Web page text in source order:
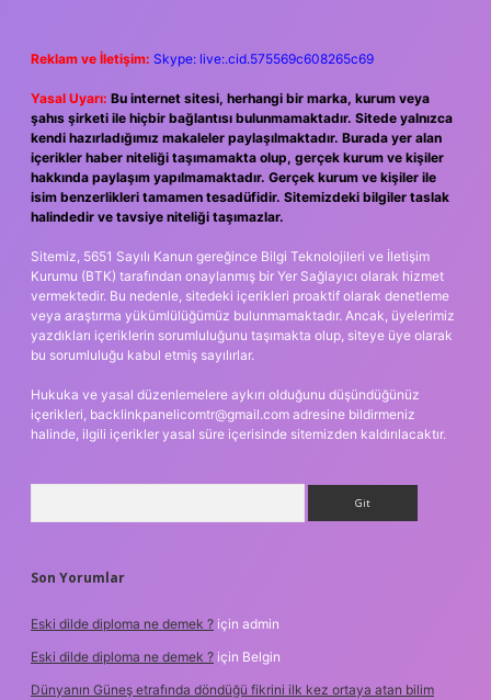
Reklam ve İletişim: Skype: live:.cid.575569c608265c69
Yasal Uyarı: Bu internet sitesi, herhangi bir marka, kurum veya
şahıs şirketi ile hiçbir bağlantısı bulunmamaktadır. Sitede yalnızca
kendi hazırladığımız makaleler paylaşılmaktadır. Burada yer alan
içerikler haber niteliği taşımamakta olup, gerçek kurum ve kişiler
hakkında paylaşım yapılmamaktadır. Gerçek kurum ve kişiler ile
isim benzerlikleri tamamen tesadüfidir. Sitemizdeki bilgiler taslak
halindedir ve tavsiye niteliği taşımazlar.
Sitemiz, 5651 Sayılı Kanun gereğince Bilgi Teknolojileri ve İletişim
Kurumu (BTK) tarafından onaylanmış bir Yer Sağlayıcı olarak hizmet
vermektedir. Bu nedenle, sitedeki içerikleri proaktif olarak denetleme
veya araştırma yükümlülüğümüz bulunmamaktadır. Ancak, üyelerimiz
yazdıkları içeriklerin sorumluluğunu taşımakta olup, siteye üye olarak
bu sorumluluğu kabul etmiş sayılırlar.
Hukuka ve yasal düzenlemelere aykırı olduğunu düşündüğünüz
içerikleri, backlinkpanelicomtr@gmail.com adresine bildirmeniz
halinde, ilgili içerikler yasal süre içerisinde sitemizden kaldırılacaktır.
Son Yorumlar
Eski dilde diploma ne demek ? için admin
Eski dilde diploma ne demek ? için Belgin
Dünyanın Güneş etrafında döndüğü fikrini ilk kez ortaya atan bilim